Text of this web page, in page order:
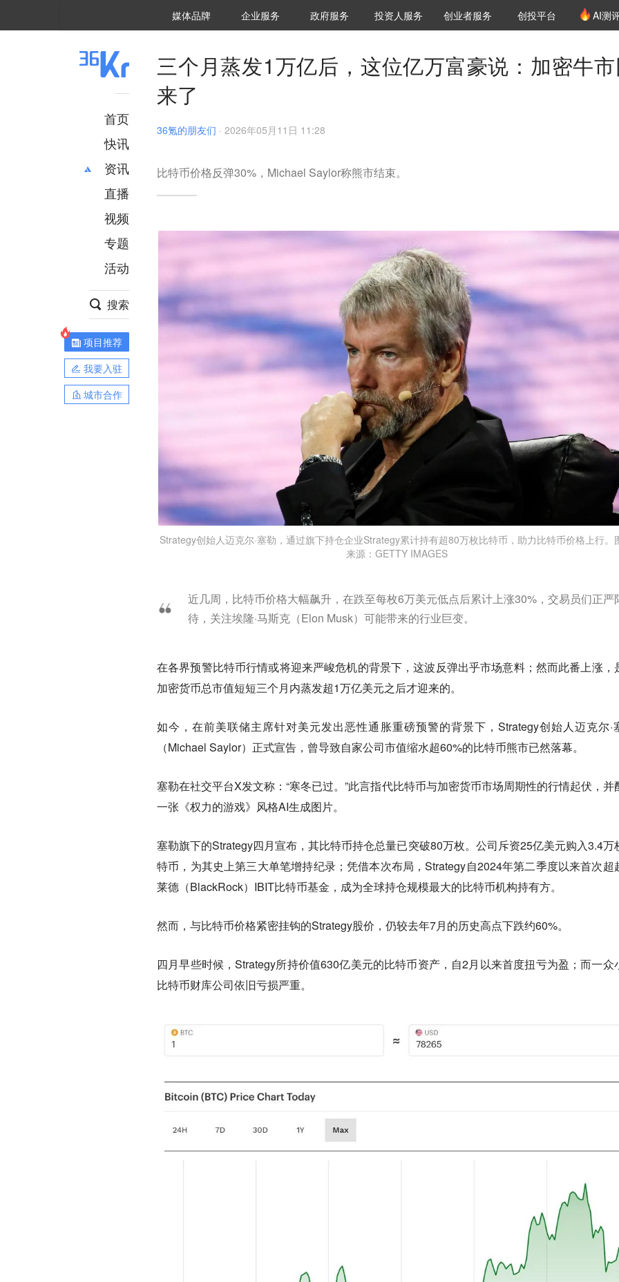
媒体品牌 36Kr研究院
企业服务 城市之窗
政府服务 VClub投资机构库
投资机构职位推介
投资人服务 创投氪堂
创业者服务 创投平台 AI测
首页
快讯
资讯
推荐
财经
项目推荐
安徽
直播
视频
专题
活动
搜索
项目推荐
我要入驻
城市合作
三个月蒸发1万亿后，这位亿万富豪说：加密牛
来了
36氪的朋友们 · 2026年05月11日 11:28
比特币价格反弹30%，Michael Saylor称熊市结束。
Strategy创始人迈克尔·塞勒，通过旗下持仓企业Strategy累计持有超80万枚比特币，助力比特币价格上行。
来源：GETTY IMAGES
近几周，比特币价格大幅飙升，在跌至每枚6万美元低点后累计上涨30%，交易员们正严
待，关注埃隆·马斯克（Elon Musk）可能带来的行业巨变。
在各界预警比特币行情或将迎来严峻危机的背景下，这波反弹出乎市场意料；然而此番上涨，
加密货币总市值短短三个月内蒸发超1万亿美元之后才迎来的。
如今，在前美联储主席针对美元发出恶性通胀重磅预警的背景下，Strategy创始人迈克尔·
（Michael Saylor）正式宣告，曾导致自家公司市值缩水超60%的比特币熊市已然落幕。
塞勒在社交平台X发文称：“寒冬已过。”此言指代比特币与加密货币市场周期性的行情起伏，并
一张《权力的游戏》风格AI生成图片。
塞勒旗下的Strategy四月宣布，其比特币持仓总量已突破80万枚。公司斥资25亿美元购入3.4万
特币，为其史上第三大单笔增持纪录；凭借本次布局，Strategy自2024年第二季度以来首次超
莱德（BlackRock）IBIT比特币基金，成为全球持仓规模最大的比特币机构持有方。
然而，与比特币价格紧密挂钩的Strategy股价，仍较去年7月的历史高点下跌约60%。
四月早些时候，Strategy所持价值630亿美元的比特币资产，自2月以来首度扭亏为盈；而一众
比特币财库公司依旧亏损严重。